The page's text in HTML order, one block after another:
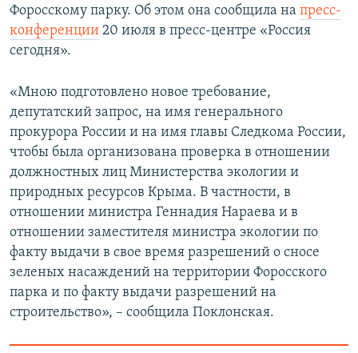
Форосскому парку. Об этом она сообщила на пресс-
конференции 20 июля в пресс-центре «Россия
сегодня».
«Мною подготовлено новое требование,
депутатский запрос, на имя генерального
прокурора России и на имя главы Следкома России,
чтобы была организована проверка в отношении
должностных лиц Министерства экологии и
природных ресурсов Крыма. В частности, в
отношении министра Геннадия Нараева и в
отношении заместителя министра экологии по
факту выдачи в свое время разрешений о сносе
зеленых насаждений на территории Форосского
парка и по факту выдачи разрешений на
строительство», – сообщила Поклонская.